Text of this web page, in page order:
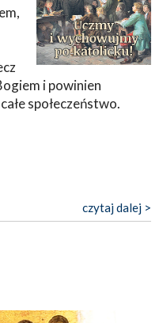
i powinien
społeczeństwo.
czytaj dalej >